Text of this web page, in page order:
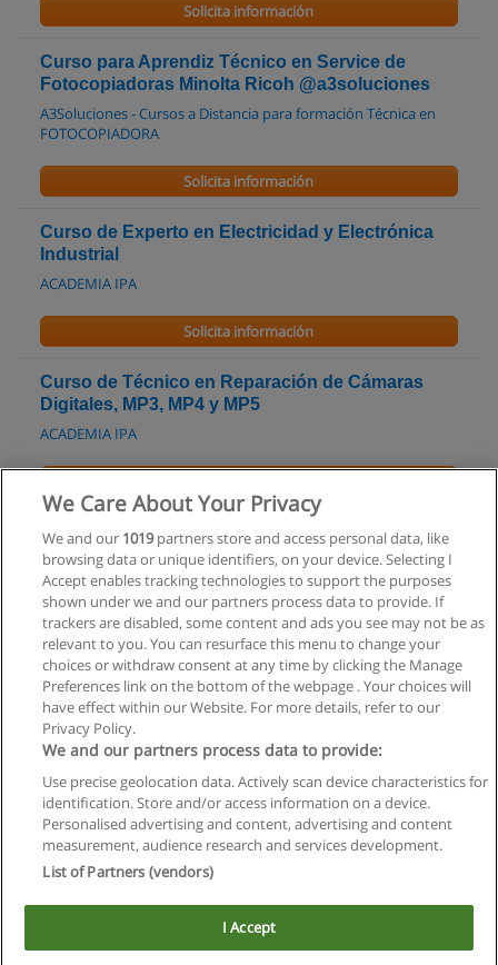
Solicita información
Curso para Aprendiz Técnico en Service de
Fotocopiadoras Minolta Ricoh @a3soluciones
A3Soluciones - Cursos a Distancia para formación Técnica en
FOTOCOPIADORA
Solicita información
Curso de Experto en Electricidad y Electrónica
Industrial
ACADEMIA IPA
Solicita información
Curso de Técnico en Reparación de Cámaras
Digitales, MP3, MP4 y MP5
ACADEMIA IPA
Curso de Electrónica Básica
Electrocursos
Solicita información
Privacidad de datos
Contactar con Educaedu
Copyright © Educaedu Business S.L. - CIF : B-95610580: -
Este sitio utiliza cookies.
We Care About Your Privacy
We and our 1019partners store and access personal data, like
browsing data or unique identifiers, on your device. Selecting I
Accept enables tracking technologies to support the purposes
shown under we and our partners process data to provide. If
trackers are disabled, some content and ads you see may not be as
relevant to you. You can resurface this menu to change your
choices or withdraw consent at any time by clicking the Manage
Preferences link on the bottom of the webpage . Your choices will
have effect within our Website. For more details, refer to our
Privacy Policy.
We and our partners process data to provide:
Use precise geolocation data. Actively scan device characteristics for
identification. Store and/or access information on a device.
Personalised advertising and content, advertising and content
measurement, audience research and services development.
List of Partners (vendors)
I Accept